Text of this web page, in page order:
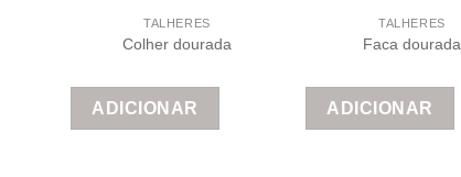
TALHERES
Colher dourada
ADICIONAR
TALHERES
Faca dourada
ADICIONAR